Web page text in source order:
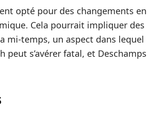
opté pour des changements en
Cela pourrait impliquer des
mi-temps, un aspect dans lequel
peut s’avérer fatal, et Deschamps